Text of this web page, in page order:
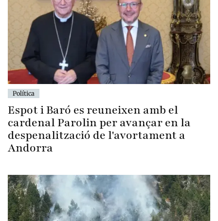
Política
Espot i Baró es reuneixen amb el
cardenal Parolin per avançar en la
despenalització de l'avortament a
Andorra